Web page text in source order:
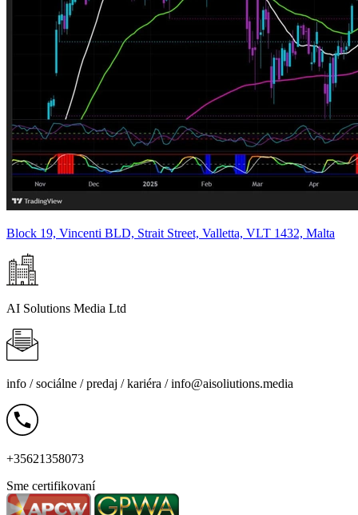
Block 19, Vincenti BLD, Strait Street, Valletta, VLT 1432, Malta
AI Solutions Media Ltd
info /sociálne /predaj /kariéra /info@aisoliutions.media
+35621358073
Sme certifikovaní